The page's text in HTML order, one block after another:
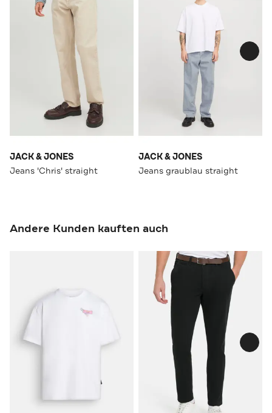
JACK & JONES
Jeans 'Chris' straight
JACK & JONES
Jeans graublau straight
Andere Kunden kauften auch